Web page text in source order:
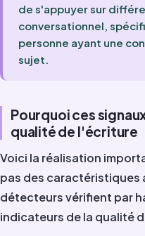
de s'appuyer sur
conversationnel,
personne ayant une
sujet.
Pourquoi ces
qualité de l'écriture
Voici la réalisation
pas des caractéristiques
détecteurs vérifient par
indicateurs de la qualité